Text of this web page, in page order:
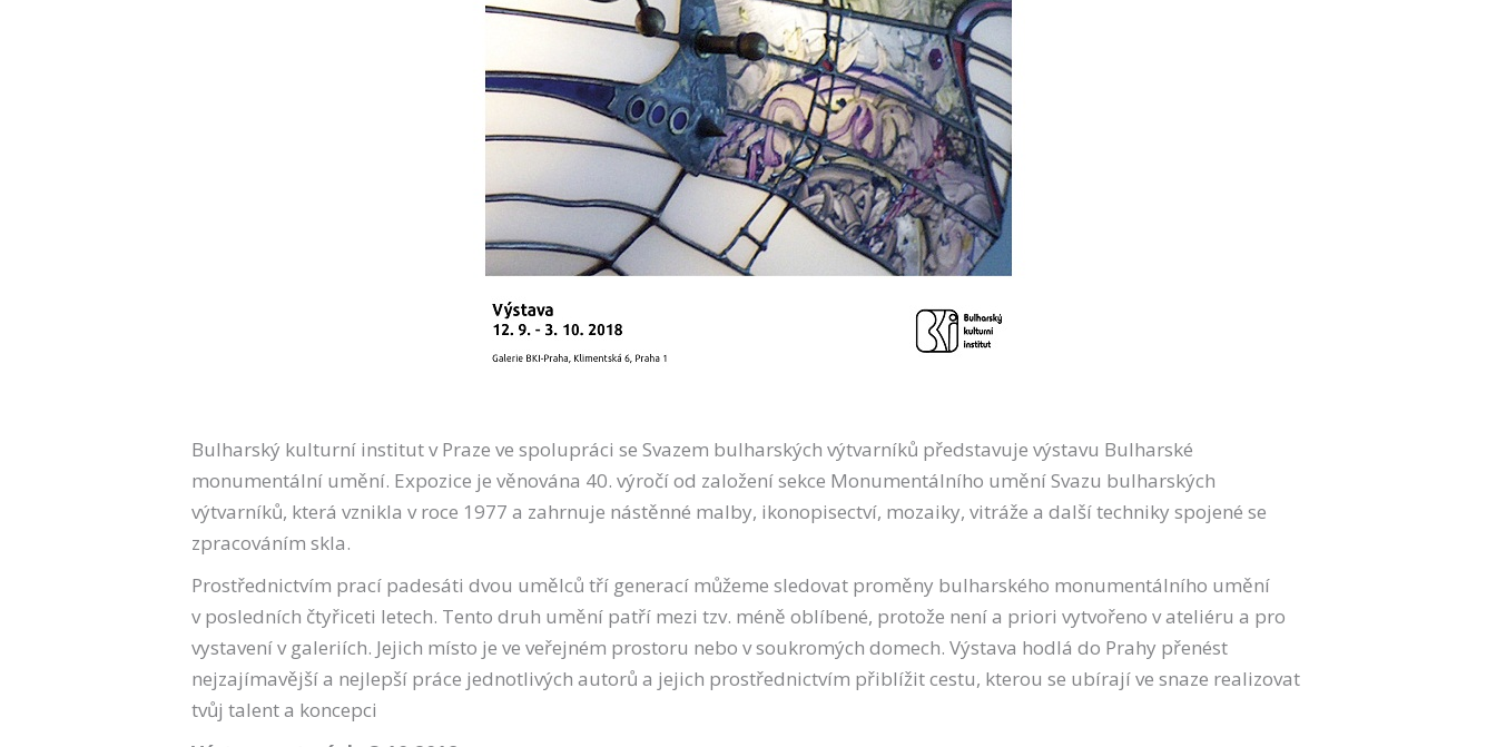
Bulharský kulturní institut v Praze ve spolupráci se Svazem bulharských výtvarníků představuje výstavu Bulharské
monumentální umění. Expozice je věnována 40. výročí od založení sekce Monumentálního umění Svazu bulharských
výtvarníků, která vznikla v roce 1977 a zahrnuje nástěnné malby, ikonopisectví, mozaiky, vitráže a další techniky spojené se
zpracováním skla.
Prostřednictvím prací padesáti dvou umělců tří generací můžeme sledovat proměny bulharského monumentálního umění
v posledních čtyřiceti letech. Tento druh umění patří mezi tzv. méně oblíbené, protože není a priori vytvořeno v ateliéru a pro
vystavení v galeriích. Jejich místo je ve veřejném prostoru nebo v soukromých domech. Výstava hodlá do Prahy přenést
nejzajímavější a nejlepší práce jednotlivých autorů a jejich prostřednictvím přiblížit cestu, kterou se ubírají ve snaze realizovat
tvůj talent a koncepci